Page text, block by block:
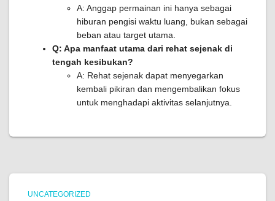
A: Anggap permainan ini hanya sebagai
hiburan pengisi waktu luang, bukan sebagai
beban atau target utama.
Q: Apa manfaat utama dari rehat sejenak di
tengah kesibukan?
A: Rehat sejenak dapat menyegarkan
kembali pikiran dan mengembalikan fokus
untuk menghadapi aktivitas selanjutnya.
UNCATEGORIZED